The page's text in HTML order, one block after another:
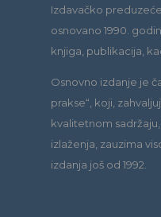
Izdavačko
osnovano 1990.
knjiga, publikacija,
Osnovno izdanje je
prakse“, koji,
kvalitetnom
izlaženja, zauzima
izdanja još od 1992.